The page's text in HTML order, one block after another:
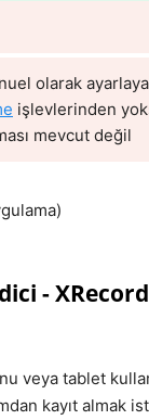
olarak
işlevlerinden
mevcut değil
-
veya tablet
kayıt almak